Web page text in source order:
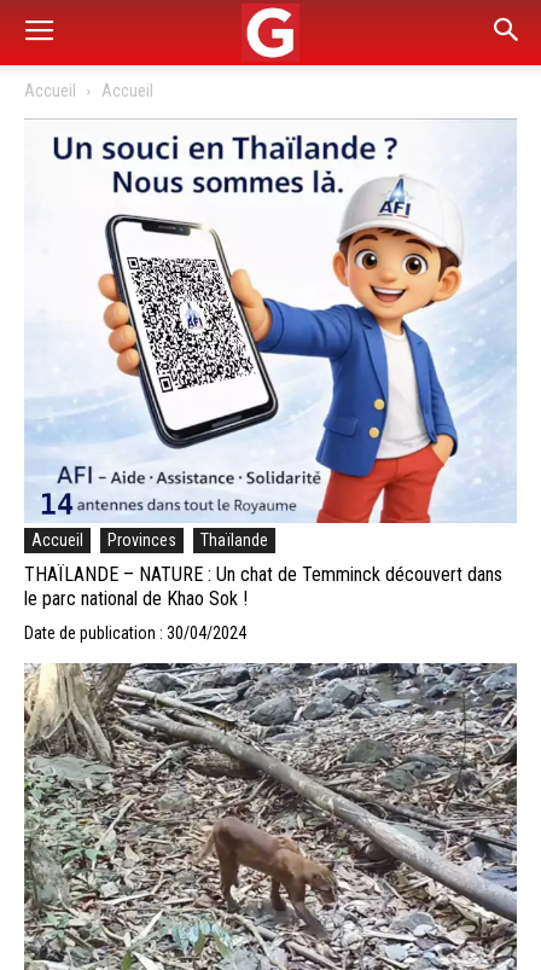
Accueil Accueil
Accueil Provinces Thaïlande
THAÏLANDE – NATURE : Un chat de Temminck découvert dans
le parc national de Khao Sok !
Date de publication : 30/04/2024